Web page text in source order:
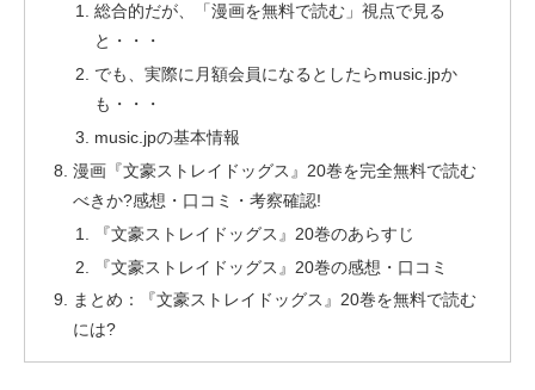
総合的だが、「漫画を無料で読む」視点で見る
と・・・
でも、実際に月額会員になるとしたらmusic.jpか
も・・・
music.jpの基本情報
漫画『文豪ストレイドッグス』20巻を完全無料で読む
べきか?感想・口コミ・考察確認!
『文豪ストレイドッグス』20巻のあらすじ
『文豪ストレイドッグス』20巻の感想・口コミ
まとめ：『文豪ストレイドッグス』20巻を無料で読む
には?